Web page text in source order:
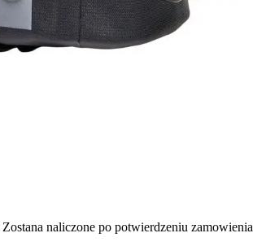
Zostana naliczone po potwierdzeniu zamowienia